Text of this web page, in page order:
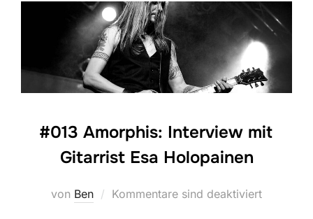
#013 Amorphis: Interview mit
Gitarrist Esa Holopainen
von Ben Kommentare sind deaktiviert